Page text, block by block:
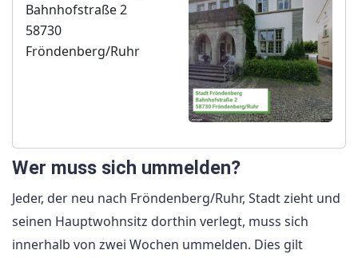
Bahnhofstraße 2
58730
Fröndenberg/Ruhr
Wer muss sich ummelden?
Jeder, der neu nach Fröndenberg/Ruhr, Stadt zieht und
seinen Hauptwohnsitz dorthin verlegt, muss sich
innerhalb von zwei Wochen ummelden. Dies gilt